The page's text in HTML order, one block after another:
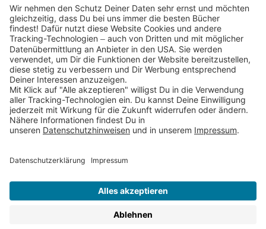
Partnerprogramm (Affiliate)
Folge uns auf
* Versandkostenfrei ab 9,00 € Bestellwert innerhalb
Deutschlands
** Lieferzeit 1-3 Werktage innerhalb Deutschlands
Thienemann-Esslinger Verlag GmbH, Blumenstraße 36, D-70182